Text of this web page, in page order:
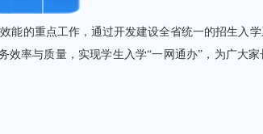
能的重点工作，通过开发建设全省统一的招生入
率与质量，实现学生入学“一网通办”，为广大